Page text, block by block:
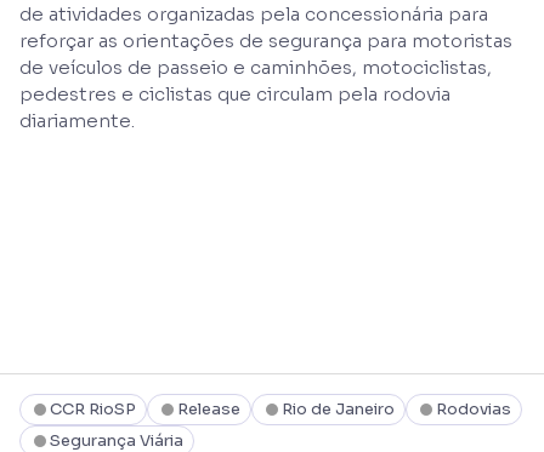
de atividades organizadas pela concessionária para
reforçar as orientações de segurança para motoristas
de veículos de passeio e caminhões, motociclistas,
pedestres e ciclistas que circulam pela rodovia
diariamente.
CCR RioSP Release Rio de Janeiro
Rodovias
Segurança Viária